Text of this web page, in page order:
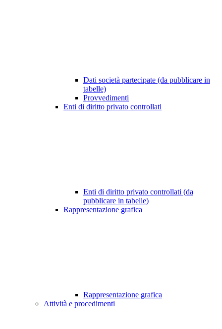
Dati società partecipate (da pubblicare in
tabelle)
Provvedimenti
Enti di diritto privato controllati
Enti di diritto privato controllati (da
pubblicare in tabelle)
Rappresentazione grafica
Rappresentazione grafica
Attività e procedimenti